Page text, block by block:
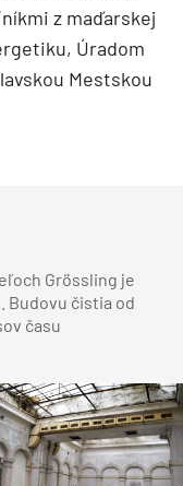
z maďarskej
Úradom
Mestskou
Grössling je
Budovu čistia od
času